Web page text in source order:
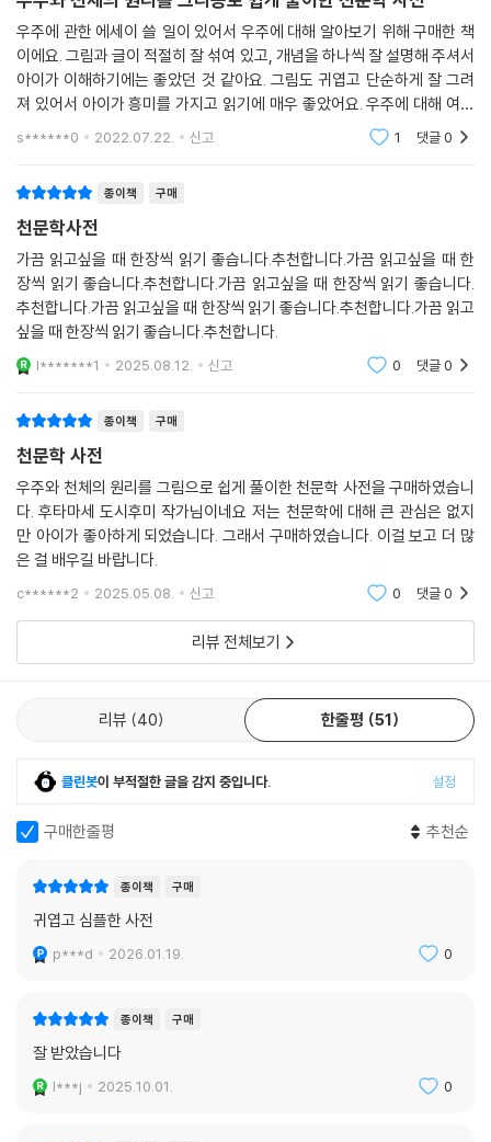
우주에 관한 에세이 쓸 일이 있어서 우주에 대해 알아보기 위해 구매한 책
이에요. 그림과 글이 적절히 잘 섞여 있고, 개념을 하나씩 잘 설명해 주셔서
아이가 이해하기에는 좋았던 것 같아요. 그림도 귀엽고 단순하게 잘 그려
져 있어서 아이가 흥미를 가지고 읽기에 매우 좋았어요. 우주에 대해 여러
원리도 알 수 있었어요. 우주에 대해 처음 알게 되는 내용도 잘 알 수 있었
s******0 2022.07.22. 신고 1 댓글0
종이책 구매
천문학사전
가끔 읽고싶을 때 한장씩 읽기 좋습니다.추천합니다.가끔 읽고싶을 때 한
장씩 읽기 좋습니다.추천합니다.가끔 읽고싶을 때 한장씩 읽기 좋습니다.
추천합니다.가끔 읽고싶을 때 한장씩 읽기 좋습니다.추천합니다.가끔 읽고
싶을 때 한장씩 읽기 좋습니다.추천합니다.
l*******1 2025.08.12. 신고 0 댓글0
종이책 구매
천문학 사전
우주와 천체의 원리를 그림으로 쉽게 풀이한 천문학 사전을 구매하였습니
다. 후타마세 도시후미 작가님이네요 저는 천문학에 대해 큰 관심은 없지
만 아이가 좋아하게 되었습니다. 그래서 구매하였습니다. 이걸 보고 더 많
은 걸 배우길 바랍니다.
c******2 2025.05.08. 신고 0 댓글0
리뷰 전체보기
리뷰 40 한줄평 51
클린봇이 부적절한 글을 감지 중입니다. 설정
구매한줄평 추천순
종이책 구매
귀엽고 심플한 사전
p***d 2026.01.19. 0
종이책 구매
잘 받았습니다
l***j 2025.10.01. 0